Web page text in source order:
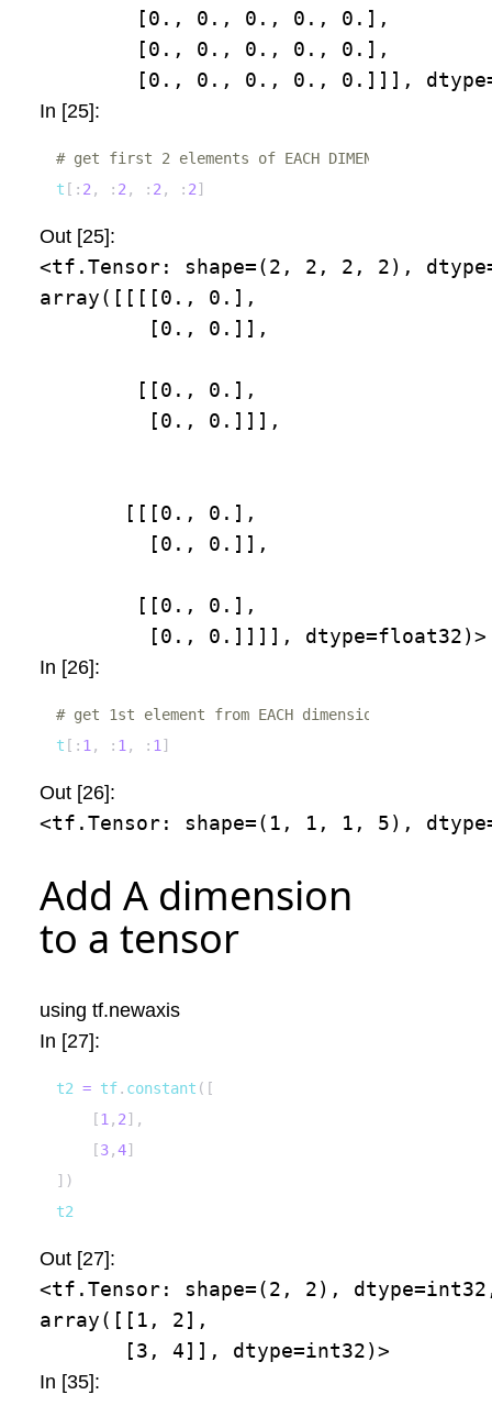
        [0., 0., 0., 0., 0.],
        [0., 0., 0., 0., 0.],
[0., 0., 0., 0., 0.]]],
In [25]:
# get first 2 elements of EACH DIMENSION
t [ : 2 , : 2 , : 2 , : 2]
Out [25]:
<tf.Tensor: shape=(2, 2, 2, 2),
array([[[[0., 0.],
         [0., 0.]],
        [[0., 0.],
         [0., 0.]]],
       [[[0., 0.],
         [0., 0.]],
        [[0., 0.],
         [0., 0.]]]], dtype=float32)>
In [26]:
# get 1st element from EACH dimension EXCEPT
t [ : 1 , : 1 , : 1 ]
Out [26]:
<tf.Tensor: shape=(1, 1, 1, 5),
Add A dimension
to a tensor
using tf.newaxis
In [27]:
t2 = tf. constant ( [
[1 , 2] ,
[3,4]
] )
t2
Out [27]:
<tf.Tensor: shape=(2, 2), dtype=int32,
array([[1, 2],
       [3, 4]], dtype=int32)>
In [35]: